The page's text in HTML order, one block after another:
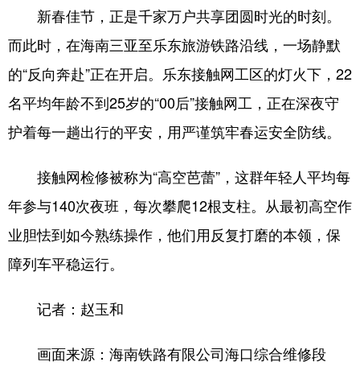
新春佳节，正是千家万户共享团圆时光的时刻。
而此时，在海南三亚至乐东旅游铁路沿线，一场静默
的“反向奔赴”正在开启。乐东接触网工区的灯火下，22
名平均年龄不到25岁的“00后”接触网工，正在深夜守
护着每一趟出行的平安，用严谨筑牢春运安全防线。
接触网检修被称为“高空芭蕾”，这群年轻人平均每
年参与140次夜班，每次攀爬12根支柱。从最初高空作
业胆怯到如今熟练操作，他们用反复打磨的本领，保
障列车平稳运行。
记者：赵玉和
画面来源：海南铁路有限公司海口综合维修段